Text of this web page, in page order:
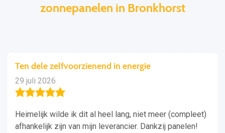
zonnepanelen in Bronkhorst
Ten dele zelfvoorzienend in energie
29 juli 2026
Heimelijk wilde ik dit al heel lang, niet meer (compleet)
afhankelijk zijn van mijn leverancier. Dankzij panelen!